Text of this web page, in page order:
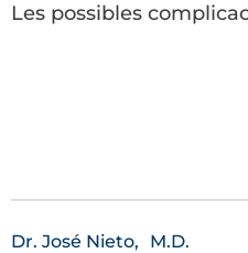
Les possibles
Dr. José Nieto,
M.D.